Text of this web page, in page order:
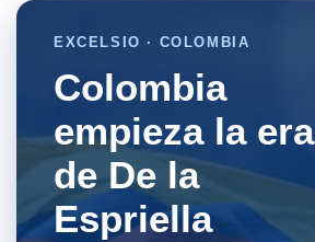
EXCELSIO · COLOMBIA
Colombia
empieza la era
de De la
Espriella